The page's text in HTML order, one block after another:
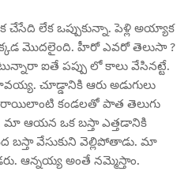
లేక ఒప్పుకున్నా. పెళ్లి అయ్యాక
మొదలైంది. హీరో ఎవరో తెలుసా ?
ఐతే పప్పు లో కాలు వేసినట్టే.
చూడ్డానికి ఆరు అడుగులు
రాయిలాంటి కండలతో పాత తెలుగు
ఆయన ఒక బస్తా ఎత్తడానికి
బస్తా వేసుకుని వెల్లిపోతాడు. మా
ఆన్నయ్య అంతే నమ్మెస్తాం.